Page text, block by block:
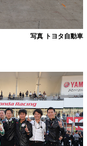
写真 トヨタ自動車